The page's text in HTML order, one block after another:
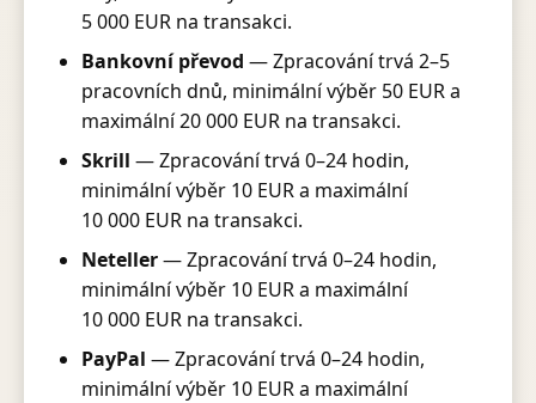
5 000 EUR na transakci.
Bankovní převod — Zpracování trvá 2–5
pracovních dnů, minimální výběr 50 EUR a
maximální 20 000 EUR na transakci.
Skrill — Zpracování trvá 0–24 hodin,
minimální výběr 10 EUR a maximální
10 000 EUR na transakci.
Neteller— Zpracování trvá 0–24 hodin,
minimální výběr 10 EUR a maximální
10 000 EUR na transakci.
PayPal — Zpracování trvá 0–24 hodin,
minimální výběr 10 EUR a maximální